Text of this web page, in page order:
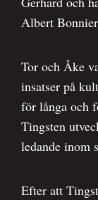
Albert
Tor och Åke
insatser på
för långa och
Tingsten
ledande inom
Efter att